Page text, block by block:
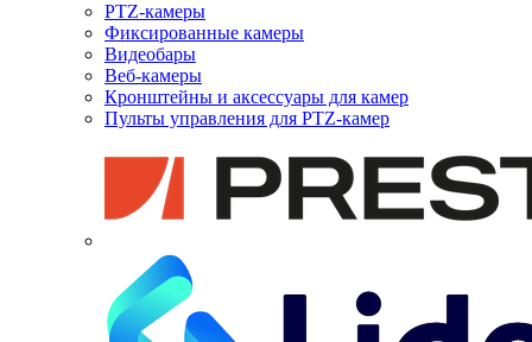
PTZ-камеры
Фиксированные камеры
Видеобары
Веб-камеры
Кронштейны и аксессуары для камер
Пульты управления для PTZ-камер